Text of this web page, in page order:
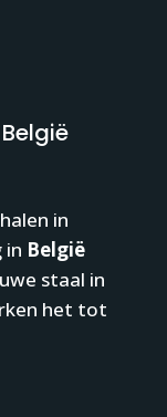
in
in België
staal in
het tot